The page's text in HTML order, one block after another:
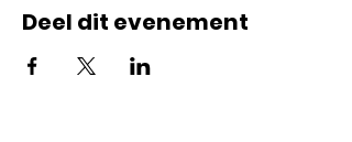
Deel dit evenement